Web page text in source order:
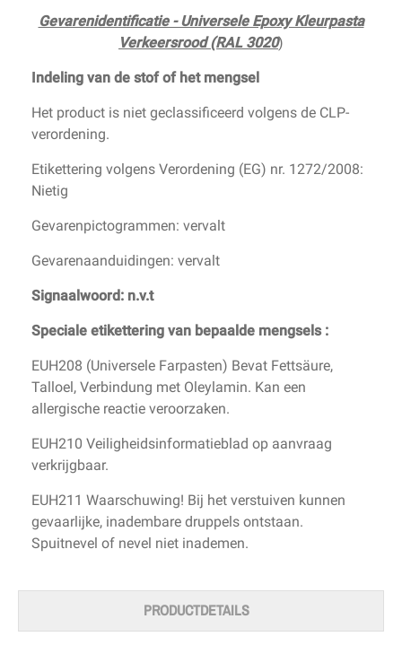
Gevarenidentificatie - Universele Epoxy Kleurpasta
Verkeersrood (RAL 3020)
Indeling van de stof of het mengsel
Het product is niet geclassificeerd volgens de CLP-
verordening.
Etikettering volgens Verordening (EG) nr. 1272/2008:
Nietig
Gevarenpictogrammen: vervalt
Gevarenaanduidingen: vervalt
Signaalwoord: n.v.t
Speciale etikettering van bepaalde mengsels :
EUH208 (Universele Farpasten) Bevat Fettsäure,
Talloel, Verbindung met Oleylamin. Kan een
allergische reactie veroorzaken.
EUH210 Veiligheidsinformatieblad op aanvraag
verkrijgbaar.
EUH211 Waarschuwing! Bij het verstuiven kunnen
gevaarlijke, inadembare druppels ontstaan.
Spuitnevel of nevel niet inademen.
PRODUCTDETAILS